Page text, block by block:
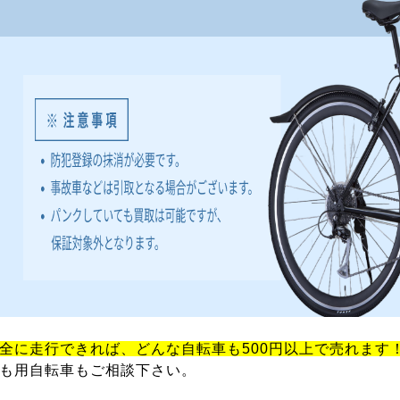
に走行できれば、どんな自転車も500円以上で売れます
用自転車もご相談下さい。